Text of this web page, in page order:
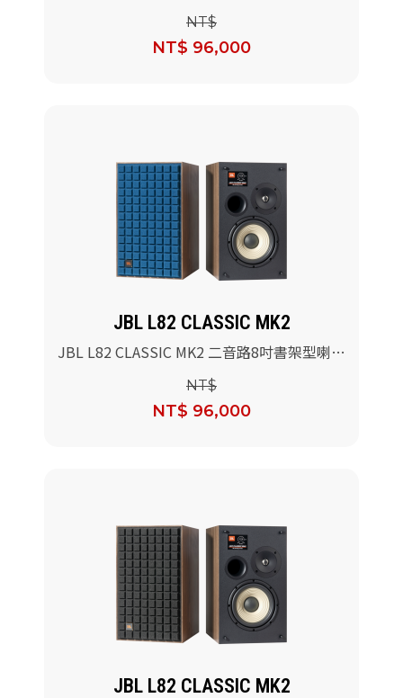
NT$
NT$ 96,000
JBL L82 CLASSIC MK2
JBL L82 CLASSIC MK2 二音路8吋書架型喇叭
NT$
NT$ 96,000
JBL L82 CLASSIC MK2